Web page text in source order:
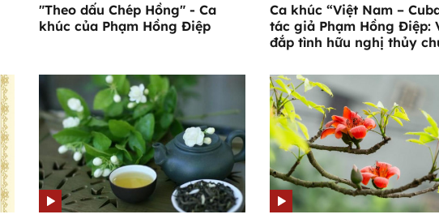
"Theo dấu Chép Hồng" - Ca
khúc của Phạm Hồng Điệp
Ca khúc “Việt Nam –
tác giả Phạm Hồng Điệp:
đắp tình hữu nghị thủy